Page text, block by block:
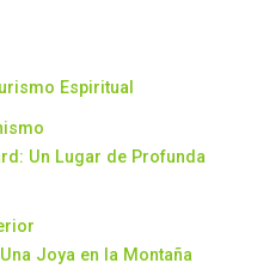
Espiritual
Un Lugar de Profunda
Joya en la Montaña